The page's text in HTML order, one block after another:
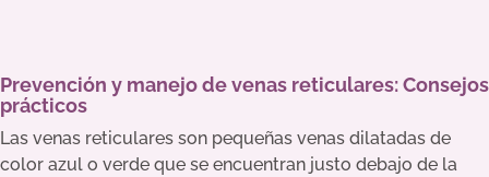
Prevención y manejo de venas reticulares: Consejos
prácticos
Las venas reticulares son pequeñas venas dilatadas de
color azul o verde que se encuentran justo debajo de la